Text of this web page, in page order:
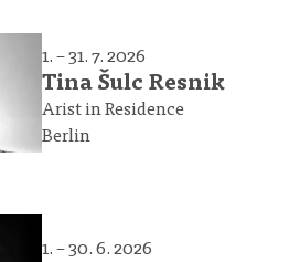
1. – 31. 7. 2026
Tina Šulc Resnik
Arist in Residence
Berlin
1. – 30. 6. 2026